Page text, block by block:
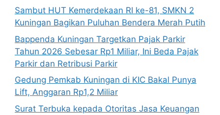
Sambut HUT Kemerdekaan RI ke-81, SMKN 2
Kuningan Bagikan Puluhan Bendera Merah Putih
Bappenda Kuningan Targetkan Pajak Parkir
Tahun 2026 Sebesar Rp1 Miliar, Ini Beda Pajak
Parkir dan Retribusi Parkir
Gedung Pemkab Kuningan di KIC Bakal Punya
Lift, Anggaran Rp1,2 Miliar
Surat Terbuka kepada Otoritas Jasa Keuangan